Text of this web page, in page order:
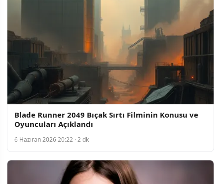
Blade Runner 2049 Bıçak Sırtı Filminin Konusu ve
Oyuncuları Açıklandı
6 Haziran 2026 20:22 · 2 dk